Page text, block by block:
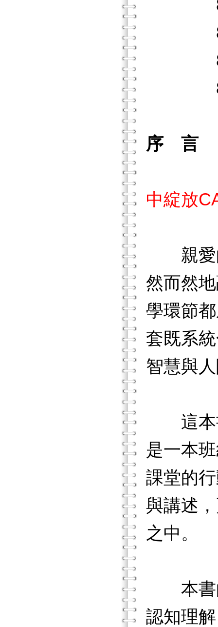
8.1
8.2 打
8.3 教
8.4 展
序 言
中綻放
親愛的
然而然
學環節
套既系
智慧與
這本書
是一本
課堂的
與講述
之中。
本書的
認知理